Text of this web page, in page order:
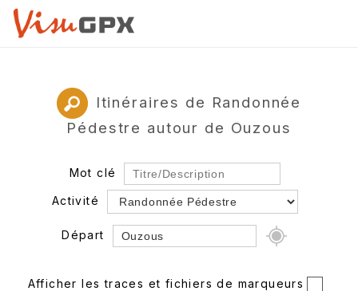
Itinéraires de Randonnée
Pédestre autour de Ouzous
Mot clé
Activité
Départ
Afficher les traces et fichiers de marqueurs